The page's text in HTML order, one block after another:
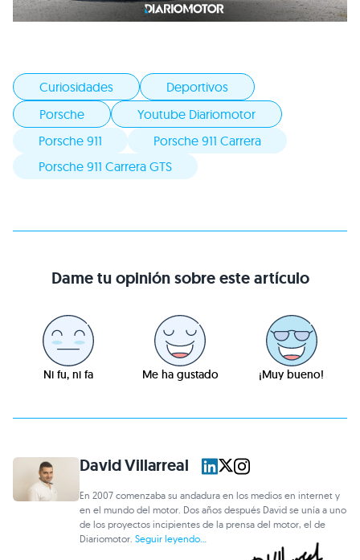
Curiosidades
Deportivos
Porsche
Youtube Diariomotor
Porsche 911
Porsche 911 Carrera
Porsche 911 Carrera GTS
Dame tu opinión sobre este artículo
Ni fu, ni fa Me ha gustado ¡Muy bueno!
David Villarreal
En 2007 comenzaba su andadura en los medios en internet y
en el mundo del motor. Dos años después David se unía a uno
de los proyectos incipientes de la prensa del motor, el de
Diariomotor.Seguir leyendo...